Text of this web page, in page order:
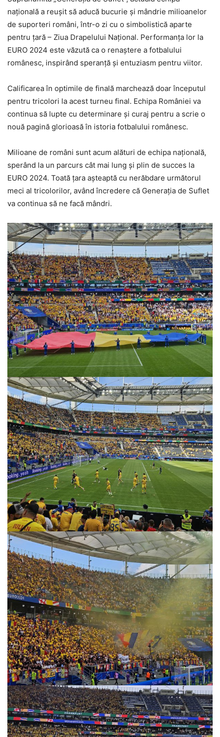
națională a reușit să aducă bucurie și mândrie milioanelor
de suporteri români, într-o zi cu o simbolistică aparte
pentru țară – Ziua Drapelului Național. Performanța lor la
EURO 2024 este văzută ca o renaștere a fotbalului
românesc, inspirând speranță și entuziasm pentru viitor.
Calificarea în optimile de finală marchează doar începutul
pentru tricolori la acest turneu final. Echipa României va
continua să lupte cu determinare și curaj pentru a scrie o
nouă pagină glorioasă în istoria fotbalului românesc.
Milioane de români sunt acum alături de echipa națională,
sperând la un parcurs cât mai lung și plin de succes la
EURO 2024. Toată țara așteaptă cu nerăbdare următorul
meci al tricolorilor, având încredere că Generația de Suflet
va continua să ne facă mândri.